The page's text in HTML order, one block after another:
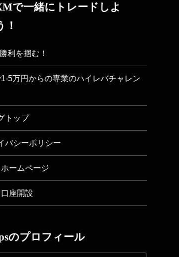
で一緒にトレードしよ
！
利を掴む！
5万円からの専業のハイレバチャレン
トップ
バシーポリシー
ームページ
座開設
のプロフィール